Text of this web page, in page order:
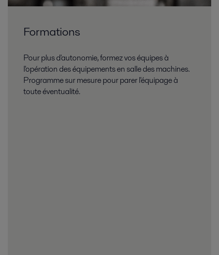
Formations
Pour plus d'autonomie, formez vos équipes à
l'opération des équipements en salle des machines.
Programme sur mesure pour parer l'équipage à
toute éventualité.